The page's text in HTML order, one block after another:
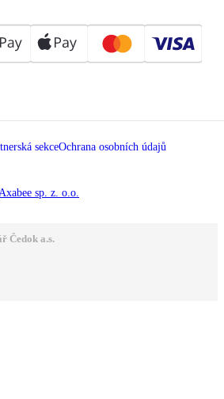
sekceOchrana osobních údajů
sp. z. o.o.
Čedok a.s.